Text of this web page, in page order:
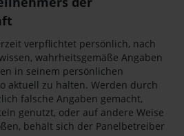
verpflichtet persönlich, nach
wahrheitsgemäße Angaben
in seinem persönlichen
aktuell zu halten. Werden durch
falsche Angaben gemacht,
genutzt, oder auf andere Weise
behält sich der Panelbetreiber